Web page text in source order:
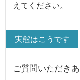
えてください。
実態はこうです
ご質問いただき